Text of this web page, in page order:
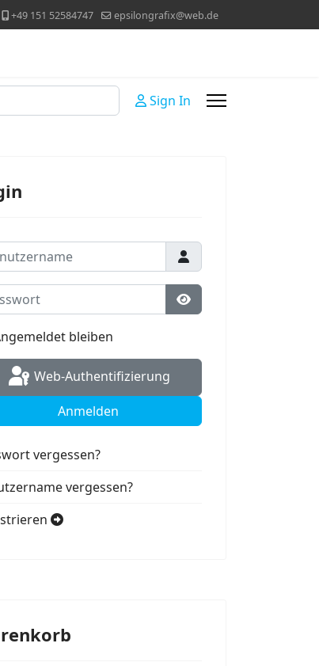
+49 151 52584747 epsilongrafix@web.de
Sign In
Passwort anzeigen
bleiben
Web-Authentifizierung
Anmelden
vergessen?
vergessen?